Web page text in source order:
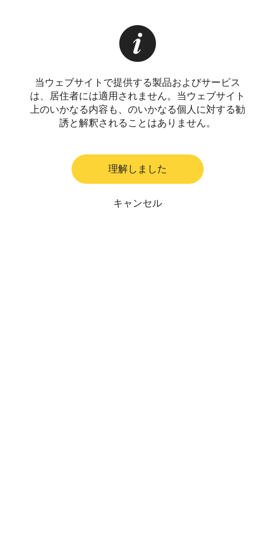
当ウェブサイトで提供する製品およびサービス
は、居住者には適用されません。当ウェブサイト
上のいかなる内容も、のいかなる個人に対する勧
誘と解釈されることはありません。
理解しました
キャンセル